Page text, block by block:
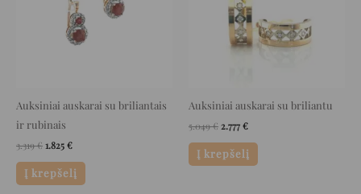
Auksiniai auskarai su briliantais
ir rubinais
3.319€1.825€
Į krepšelį
Auksiniai auskarai su briliantu
5.049€2.777€
Į krepšelį